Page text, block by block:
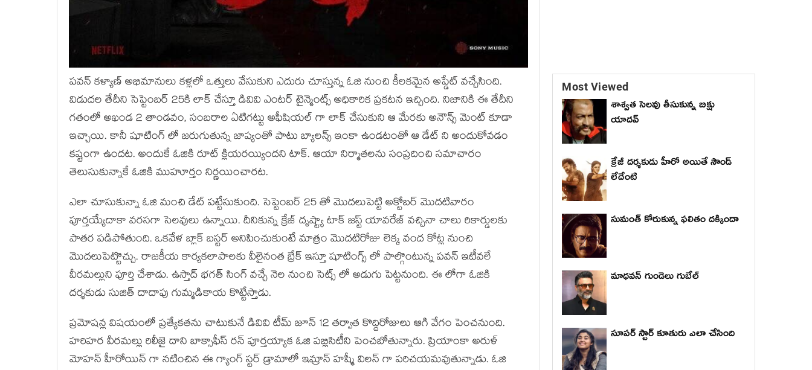
పవన్ కళ్యాణ్ అభిమానులు కళ్లలో ఒత్తులు వేసుకుని ఎదురు చూస్తున్న ఓజి నుంచి కీలకమైన అప్డేట్ వచ్చేసింది.
విడుదల తేదీని సెప్టెంబర్ 25కి లాక్ చేస్తూ డివివి ఎంటర్ టైన్మెంట్స్ అధికారిక ప్రకటన ఇచ్చింది. నిజానికి ఈ తేదీని
గతంలో అఖండ 2 తాండవం, సంబరాల ఏటిగట్టు అఫీషియల్ గా లాక్ చేసుకుని ఆ మేరకు అనౌన్స్ మెంట్ కూడా
ఇచ్చాయి. కానీ షూటింగ్ లో జరుగుతున్న జాప్యంతో పాటు బ్యాలన్స్ ఇంకా ఉండటంతో ఆ డేట్ ని అందుకోవడం
కష్టంగా ఉందట. అందుకే ఓజికి రూట్ క్లియరయ్యిందని టాక్. ఆయా నిర్మాతలను సంప్రదించి సమాచారం
తెలుసుకున్నాకే ఓజికి ముహూర్తం నిర్ణయించారట.
ఎలా చూసుకున్నా ఓజి మంచి డేట్ పట్టేసుకుంది. సెప్టెంబర్ 25 తో మొదలుపెట్టి అక్టోబర్ మొదటివారం
పూర్తయ్యేదాకా వరసగా సెలవులు ఉన్నాయి. దీనికున్న క్రేజ్ దృష్ట్యా టాక్ జస్ట్ యావరేజ్ వచ్చినా చాలు రికార్డులకు
పాతర పడిపోతుంది. ఒకవేళ బ్లాక్ బస్టర్ అనిపించుకుంటే మాత్రం మొదటిరోజు లెక్క వంద కోట్ల నుంచి
మొదలుపెట్టొచ్చు. రాజకీయ కార్యకలాపాలకు వీలైనంత బ్రేక్ ఇస్తూ షూటింగ్స్ లో పాల్గొంటున్న పవన్ ఇటీవలే
వీరమల్లుని పూర్తి చేశాడు. ఉస్తాద్ భగత్ సింగ్ వచ్చే నెల నుంచి సెట్స్ లో అడుగు పెట్టనుంది. ఈ లోగా ఓజికి
దర్శకుడు సుజిత్ దాదాపు గుమ్మడికాయ కొట్టేస్తాడు.
ప్రమోషన్ల విషయంలో ప్రత్యేకతను చాటుకునే డివివి టీమ్ జూన్ 12 తర్వాత కొద్దిరోజులు ఆగి వేగం పెంచనుంది.
హరిహర వీరమల్లు రిలీజై దాని బాక్సాఫీస్ రన్ పూర్తయ్యాక ఓజి పబ్లిసిటీని పెంచబోతున్నారు. ప్రియాంకా అరుళ్
మోహన్ హీరోయిన్ గా నటించిన ఈ గ్యాంగ్ స్టర్ డ్రామాలో ఇమ్రాన్ హష్మీ విలన్ గా పరిచయమవుతున్నాడు. ఓజి
Most Viewed
శాశ్వత సెలవు తీసుకున్న బిక్షు
యాదవ్
క్రేజీ దర్శకుడు హీరో అయితే సౌండ్
లేదేంటి
సుమంత్ కోరుకున్న ఫలితం దక్కిందా
మాధ‌వ‌న్ గుండెలు గుబేల్‌
సూపర్ స్టార్ కూతురు ఎలా చేసింది